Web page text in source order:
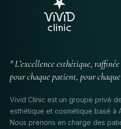
" L’excellence esthétique,
pour chaque patient, pour
Vivid Clinic est un groupe privé
esthétique et cosmétique basé à
Nous prenons en charge des